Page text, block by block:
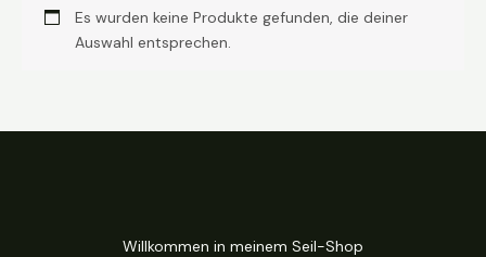
Es wurden keine Produkte gefunden, die deiner
Auswahl entsprechen.
Willkommen in meinem Seil-Shop